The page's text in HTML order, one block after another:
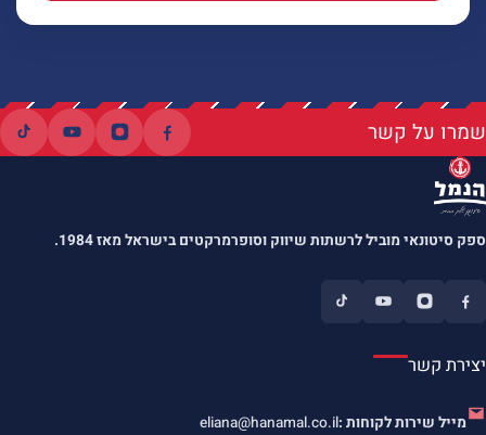
שמרו על קשר
ספק סיטונאי מוביל לרשתות שיווק וסופרמרקטים בישראל מאז 1984.
יצירת קשר
מייל שירות לקוחות :eliana@hanamal.co.il